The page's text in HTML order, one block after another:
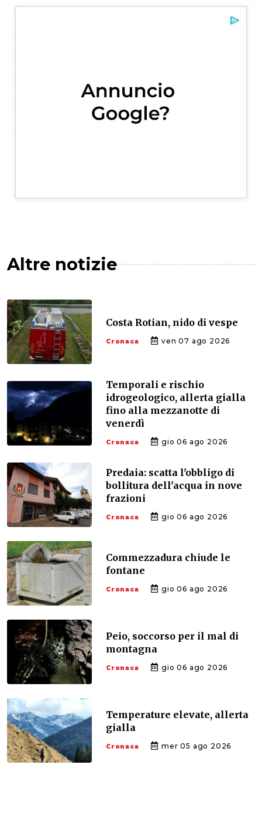
Altre notizie
Costa Rotian, nido di vespe
Cronaca ven 07 ago 2026
Temporali e rischio
idrogeologico, allerta gialla
fino alla mezzanotte di
venerdì
Cronaca gio 06 ago 2026
Predaia: scatta l'obbligo di
bollitura dell'acqua in nove
frazioni
Cronaca gio 06 ago 2026
Commezzadura chiude le
fontane
Cronaca gio 06 ago 2026
Peio, soccorso per il mal di
montagna
Cronaca gio 06 ago 2026
Temperature elevate, allerta
gialla
Cronaca mer 05 ago 2026